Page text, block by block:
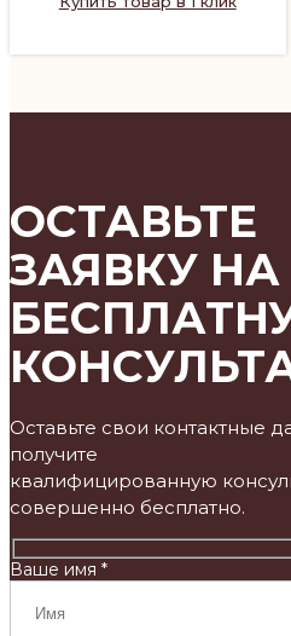
ОСТАВЬТЕ
ЗАЯВКУ НА
Оставьте свои контактные
получите
квалифицированную
совершенно бесплатно.
Ваше имя *